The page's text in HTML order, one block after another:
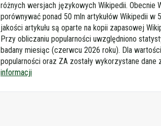
różnych wersjach językowych Wikipedii. Obecnie
porównywać ponad 50 mln artykułów Wikipedii w
jakości artykułu są oparte na kopii zapasowej
Przy obliczaniu popularności uwzględniono
badany miesiąc (czerwcu 2026 roku). Dla
popularności oraz ZA zostały wykorzystane dane
informacji